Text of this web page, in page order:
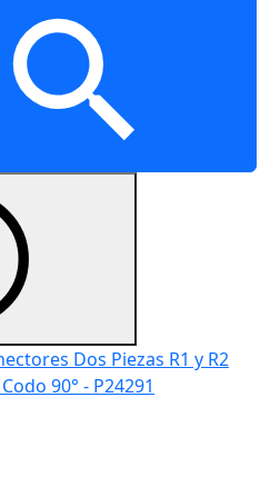
Dos Piezas R1 y R2
90° - P24291